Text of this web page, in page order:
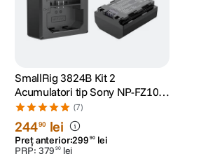
SmallRig 3824B Kit 2
Acumulatori tip Sony NP-FZ100
si Incarcator (7)
24490 lei
Preț anterior:299 90 lei
PRP: 379 90 lei